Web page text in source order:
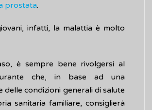
prostata.
infatti, la malattia è molto
è sempre bene rivolgersi al
che, in base ad una
delle condizioni generali di salute
sanitaria familiare, consiglierà